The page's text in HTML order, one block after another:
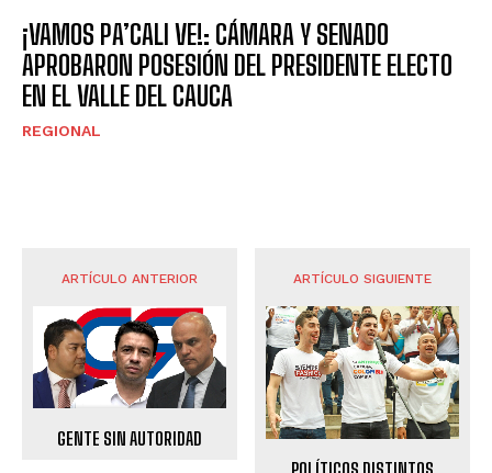
¡VAMOS PA’CALI VE!: CÁMARA Y SENADO
APROBARON POSESIÓN DEL PRESIDENTE ELECTO
EN EL VALLE DEL CAUCA
REGIONAL
ARTÍCULO ANTERIOR
GENTE SIN AUTORIDAD
ARTÍCULO SIGUIENTE